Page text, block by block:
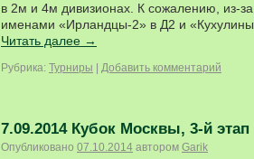
в 2м и 4м дивизионах. К сожалению, из-
именами «Ирландцы-2» в Д2 и
Читать далее →
Рубрика: Турниры Добавить комментарий
7.09.2014 Кубок Москвы, 3-й этап
Опубликовано 07.10.2014 автором Garik